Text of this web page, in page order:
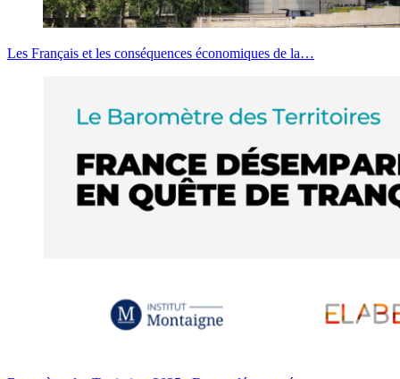
Les Français et les conséquences économiques de la…